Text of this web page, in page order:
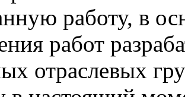
работу, в
работ
отраслевых